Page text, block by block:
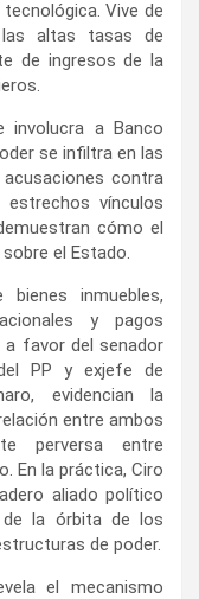
Vive de
las altas tasas de
de ingresos de la
involucra a Banco
se infiltra en las
contra
vínculos
cómo el
el Estado.
inmuebles,
y pagos
a favor del senador
PP y exjefe de
evidencian la
entre ambos
perversa entre
En la práctica, Ciro
aliado político
de la órbita de los
de poder.
el mecanismo